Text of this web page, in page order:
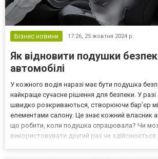
Бізнес новини 17:26, 25 жовтня 2024 р.
Як відновити подушки
автомобілі
У кожного водія наразі має бути подушка
найкраще сучасне рішення для безпеки. У разі
швидко розкриваються, створюючи бар’єр
елементами салону. Це знає кожний власник
що робити, коли подушка спрацювала? Чи
використовувати другий раз чи